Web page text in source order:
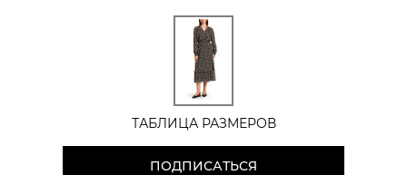
ТАБЛИЦА РАЗМЕРОВ
ПОДПИСАТЬСЯ